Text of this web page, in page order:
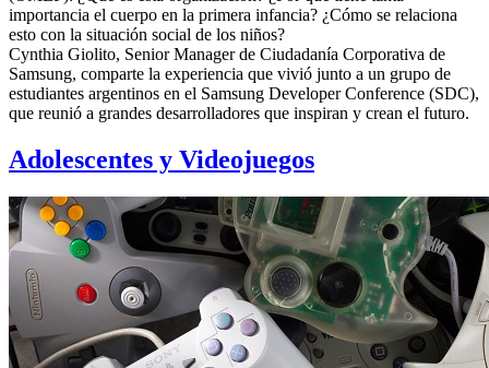
importancia el cuerpo en la primera infancia? ¿Cómo se relaciona
esto con la situación social de los niños?
Cynthia Giolito, Senior Manager de Ciudadanía Corporativa de
Samsung, comparte la experiencia que vivió junto a un grupo de
estudiantes argentinos en el Samsung Developer Conference (SDC),
que reunió a grandes desarrolladores que inspiran y crean el futuro.
Adolescentes y Videojuegos